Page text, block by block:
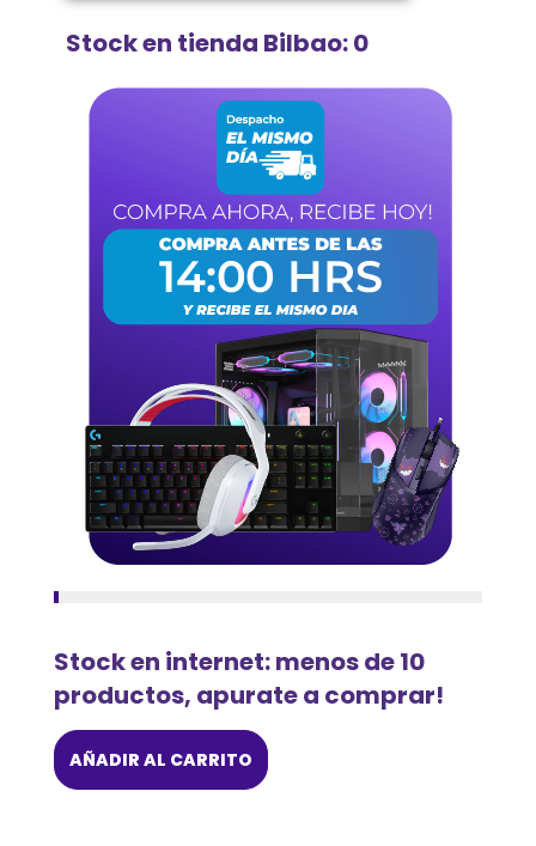
Stock en tienda Bilbao: 0
Stock en internet: menos de 10
productos, apurate a comprar!
AÑADIR AL CARRITO